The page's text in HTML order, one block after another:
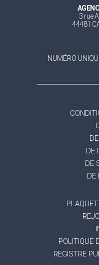
3 rue
44481
NUMÉRO
DE
DE
DE
POLITIQUE
REGISTRE